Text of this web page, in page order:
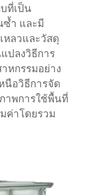
ที่เป็น
ซ้ำ และมี
หลวและวัสดุ
ปลงวิธีการ
หกรรมอย่าง
นือวิธีการจัด
าพการใช้พื้นที่
ค่าโดยรวม